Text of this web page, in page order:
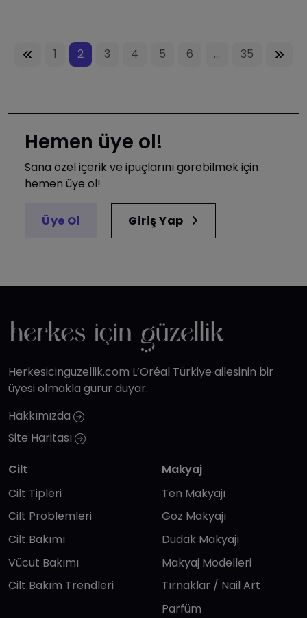
1 2 3 4 5 6 ... 35
Hemen üye ol!
Sana özel içerik ve ipuçlarını görebilmek için
hemen üye ol!
Üye Ol Giriş Yap
Herkesicinguzellik.com L’Oréal Türkiye ailesinin bir
üyesi olmakla gurur duyar.
Hakkımızda
Site Haritası
Cilt
Cilt Tipleri
Cilt Problemleri
Cilt Bakımı
Vücut Bakımı
Cilt Bakım Trendleri
Makyaj
Ten Makyajı
Göz Makyajı
Dudak Makyajı
Makyaj Modelleri
Tırnaklar / Nail Art
Parfüm